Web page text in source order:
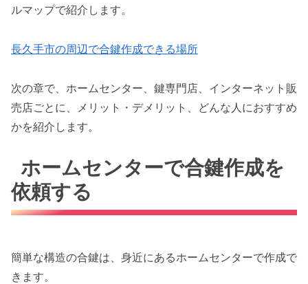
ルマップで紹介します。
長久手市の周辺で合鍵作成できる場所
次の章で、ホームセンター、鍵専門店、インターネット販
売店ごとに、メリット・デメリット、どんな人におすすめ
かを紹介します。
ホームセンターで合鍵作成を
依頼する
簡単な構造の合鍵は、身近にあるホームセンターで作成で
きます。